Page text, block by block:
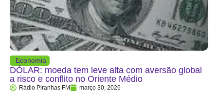
Economia
DÓLAR: moeda tem leve alta com aversão global
a risco e conflito no Oriente Médio
Rádio Piranhas FM março 30, 2026